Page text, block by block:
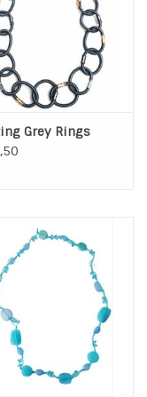
Grey Rings